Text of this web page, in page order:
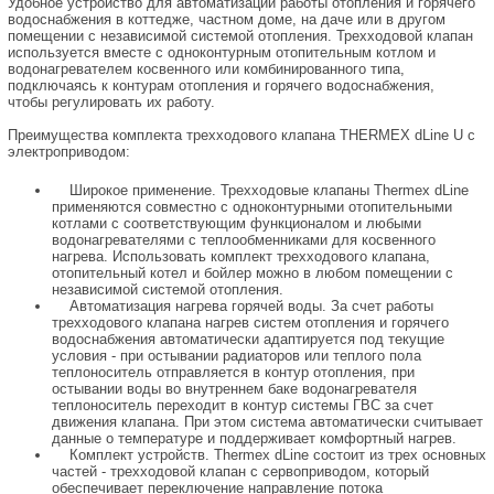
водоснабжения в коттедже, частном доме, на даче или в другом
помещении с независимой системой отопления. Трехходовой клапан
используется вместе с одноконтурным отопительным котлом и
водонагревателем косвенного или комбинированного типа,
подключаясь к контурам отопления и горячего водоснабжения,
чтобы регулировать их работу.
Преимущества комплекта трехходового клапана THERMEX dLine U с
электроприводом:
Широкое применение. Трехходовые клапаны Thermex dLine
применяются совместно с одноконтурными отопительными
котлами с соответствующим функционалом и любыми
водонагревателями с теплообменниками для косвенного
нагрева. Использовать комплект трехходового клапана,
отопительный котел и бойлер можно в любом помещении с
независимой системой отопления.
Автоматизация нагрева горячей воды. За счет работы
трехходового клапана нагрев систем отопления и горячего
водоснабжения автоматически адаптируется под текущие
условия - при остывании радиаторов или теплого пола
теплоноситель отправляется в контур отопления, при
остывании воды во внутреннем баке водонагревателя
теплоноситель переходит в контур системы ГВС за счет
движения клапана. При этом система автоматически считывает
данные о температуре и поддерживает комфортный нагрев.
Комплект устройств. Thermex dLine состоит из трех основных
частей - трехходовой клапан с сервоприводом, который
обеспечивает переключение направление потока